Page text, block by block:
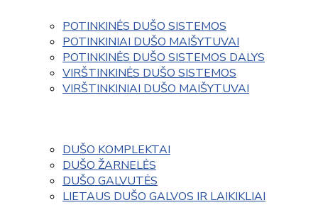
POTINKINĖS DUŠO SISTEMOS
POTINKINIAI DUŠO MAIŠYTUVAI
POTINKINĖS DUŠO SISTEMOS DALYS
VIRŠTINKINĖS DUŠO SISTEMOS
VIRŠTINKINIAI DUŠO MAIŠYTUVAI
DUŠO KOMPLEKTAI
DUŠO ŽARNELĖS
DUŠO GALVUTĖS
LIETAUS DUŠO GALVOS IR LAIKIKLIAI